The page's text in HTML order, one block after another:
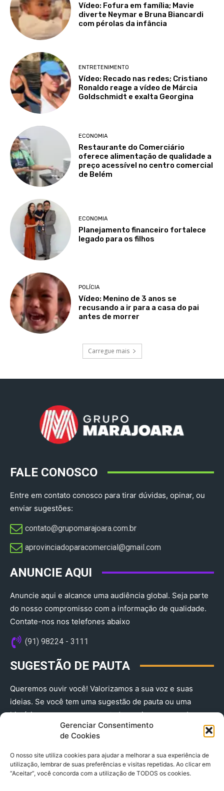
Gerenciar Consentimento
de Cookies
O nosso site utiliza cookies para ajudar a melhorar a sua experiência de
utilização, lembrar de suas preferências e visitas repetidas. Ao clicar em
“Aceitar”, você concorda com a utilização de TODOS os cookies.
Vídeo: Fofura em família; Mavie
diverte Neymar e Bruna Biancardi
com pérolas da infância
ENTRETENIMENTO
Vídeo: Recado nas redes; Cristiano
Ronaldo reage a vídeo de Márcia
Goldschmidt e exalta Georgina
ECONOMIA
Restaurante do Comerciário
oferece alimentação de qualidade a
preço acessível no centro comercial
de Belém
ECONOMIA
Planejamento financeiro fortalece
legado para os filhos
POLÍCIA
Vídeo: Menino de 3 anos se
recusando a ir para a casa do pai
antes de morrer
Carregue mais
FALE CONOSCO
Entre em contato conosco para tirar dúvidas, opinar, ou
enviar sugestões:
contato@grupomarajoara.com.br
aprovinciadoparacomercial@gmail.com​
ANUNCIE AQUI
Anuncie aqui e alcance uma audiência global. Seja parte
do nosso compromisso com a informação de qualidade.
Contate-nos nos telefones abaixo
(91) 98224 - 3111
SUGESTÃO DE PAUTA
Queremos ouvir você! Valorizamos a sua voz e suas
ideias. Se você tem uma sugestão de pauta ou uma
história que merece ser contada, envie-nos agora!
(91) 98224 - 3111